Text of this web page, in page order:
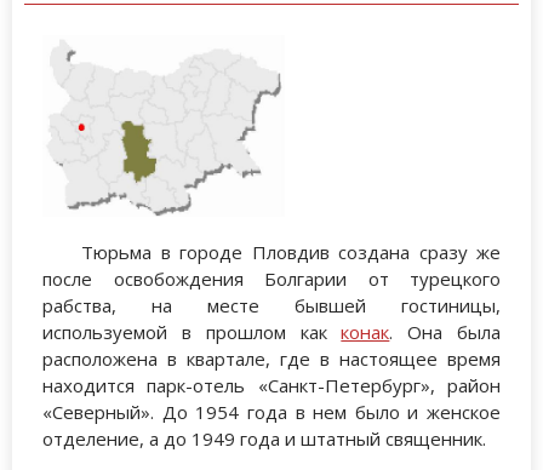
Тюрьма в городе Пловдив создана сразу же
после освобождения Болгарии от турецкого
рабства, на месте бывшей гостиницы,
используемой в прошлом какконак. Она была
расположена в квартале, где в настоящее время
находится парк-отель «Санкт-Петербург», район
«Северный». До 1954 года в нем было и женское
отделение, а до 1949 года и штатный священник.